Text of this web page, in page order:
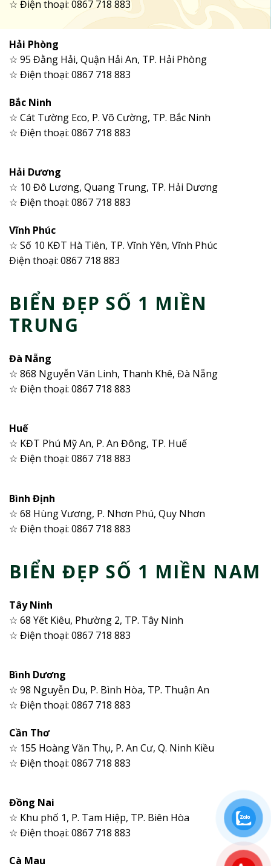
☆ Điện thoại: 0867 718 883
Hải Phòng
☆ 95 Đằng Hải, Quận Hải An, TP. Hải Phòng
☆ Điện thoại: 0867 718 883
Bắc Ninh
☆ Cát Tường Eco, P. Võ Cường, TP. Bắc Ninh
☆ Điện thoại: 0867 718 883
Hải Dương
☆ 10 Đô Lương, Quang Trung, TP. Hải Dương
☆ Điện thoại: 0867 718 883
Vĩnh Phúc
☆ Số 10 KĐT Hà Tiên, TP. Vĩnh Yên, Vĩnh Phúc
Điện thoại: 0867 718 883
BIỂN ĐẸP SỐ 1 MIỀN
TRUNG
Đà Nẵng
☆ 868 Nguyễn Văn Linh, Thanh Khê, Đà Nẵng
☆ Điện thoại: 0867 718 883
Huế
☆ KĐT Phú Mỹ An, P. An Đông, TP. Huế
☆ Điện thoại: 0867 718 883
Bình Định
☆ 68 Hùng Vương, P. Nhơn Phú, Quy Nhơn
☆ Điện thoại: 0867 718 883
BIỂN ĐẸP SỐ 1 MIỀN NAM
Tây Ninh
☆ 68 Yết Kiêu, Phường 2, TP. Tây Ninh
☆ Điện thoại: 0867 718 883
Bình Dương
☆ 98 Nguyễn Du, P. Bình Hòa, TP. Thuận An
☆ Điện thoại: 0867 718 883
Cần Thơ
☆ 155 Hoàng Văn Thụ, P. An Cư, Q. Ninh Kiều
☆ Điện thoại: 0867 718 883
Đồng Nai
☆ Khu phố 1, P. Tam Hiệp, TP. Biên Hòa
☆ Điện thoại: 0867 718 883
Cà Mau